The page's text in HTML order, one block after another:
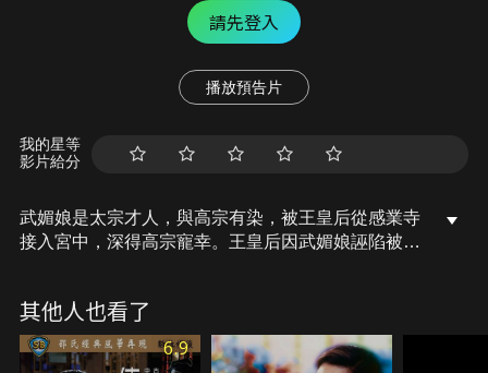
請先登入
播放預告片
我的星等
影片給分
武媚娘是太宗才人，與高宗有染，被王皇后從感業寺
接入宮中，深得高宗寵幸。王皇后因武媚娘誣陷被
儀的孫女上官婉兒與武則天有仇，但是完全被其個人
魅力所折服，成為武則天的心腹。高宗病故，武則天
廢中宗，自己親自執政。裴炎謀反，被殺，改國號
其他人也看了
6.9